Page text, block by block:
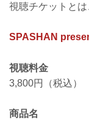
視聴チケットとは
SPASHAN
視聴料金
3,800円（税込）
商品名